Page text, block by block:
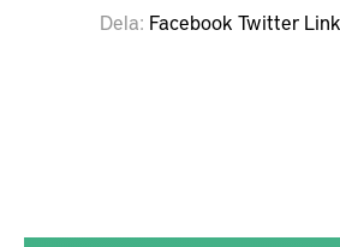
Dela Facebook Twitter